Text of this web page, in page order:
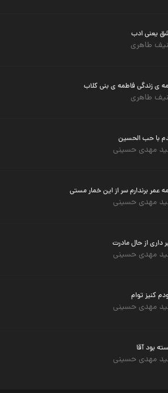
یعنی ادب
طاهری
ی زندگی فاطمه ی بنی کلاب
طاهری
با حب الحسین
مهدی حسینی
عمر برندارم سر از این خمار مستی
مهدی حسینی
داری از حال مادرت
مهدی حسینی
کنیز توام
مهدی حسینی
بود آقا
مهدی حسینی